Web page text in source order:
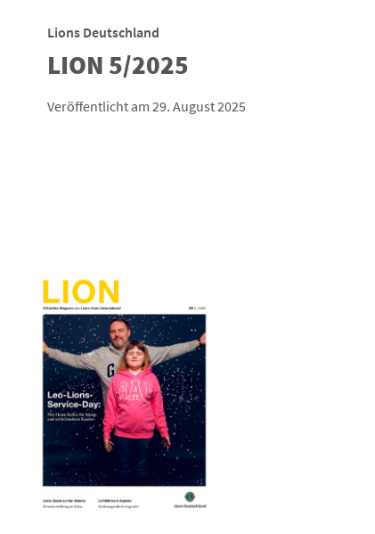
Lions Deutschland
LION 5/2025
Veröffentlicht am 29. August 2025